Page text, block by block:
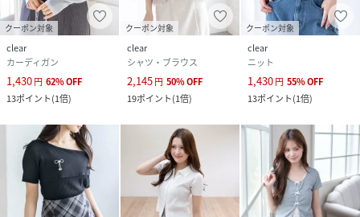
クーポン対象
clear
カーディガン
1,430円 62%OFF
13ポイント(1倍)
クーポン対象
clear
シャツ・ブラウス
2,145円 50%OFF
19ポイント(1倍)
クーポン対象
clear
ニット
1,430円 55%OFF
13ポイント(1倍)